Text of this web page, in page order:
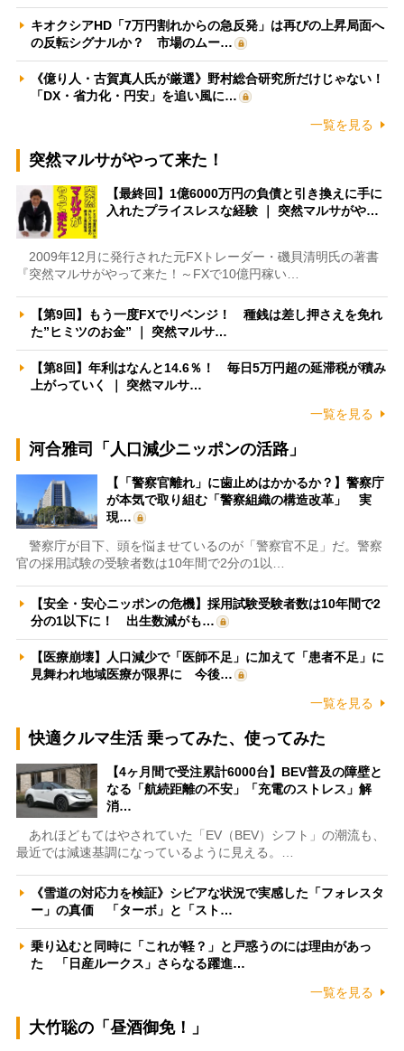
キオクシアHD「7万円割れからの急反発」は再びの上昇局面へ
の反転シグナルか？ 市場のムー…
《億り人・古賀真人氏が厳選》野村総合研究所だけじゃない！
「DX・省力化・円安」を追い風に…
一覧を見る
突然マルサがやって来た！
【最終回】1億6000万円の負債と引き換えに手に
入れたプライスレスな経験 ｜ 突然マルサがや…
2009年12月に発行された元FXトレーダー・磯貝清明氏の著書
『突然マルサがやって来た！～FXで10億円稼い…
【第9回】もう一度FXでリベンジ！ 種銭は差し押さえを免れ
た”ヒミツのお金” ｜ 突然マルサ…
【第8回】年利はなんと14.6％！ 毎日5万円超の延滞税が積み
上がっていく ｜ 突然マルサ…
一覧を見る
河合雅司「人口減少ニッポンの活路」
【「警察官離れ」に歯止めはかかるか？】警察庁
が本気で取り組む「警察組織の構造改革」 実
現…
警察庁が目下、頭を悩ませているのが「警察官不足」だ。警察
官の採用試験の受験者数は10年間で2分の1以…
【安全・安心ニッポンの危機】採用試験受験者数は10年間で2
分の1以下に！ 出生数減がも…
【医療崩壊】人口減少で「医師不足」に加えて「患者不足」に
見舞われ地域医療が限界に 今後…
一覧を見る
快適クルマ生活 乗ってみた、使ってみた
【4ヶ月間で受注累計6000台】BEV普及の障壁と
なる「航続距離の不安」「充電のストレス」解
消…
あれほどもてはやされていた「EV（BEV）シフト」の潮流も、
最近では減速基調になっているように見える。…
《雪道の対応力を検証》シビアな状況で実感した「フォレスタ
ー」の真価 「ターボ」と「スト…
乗り込むと同時に「これが軽？」と戸惑うのには理由があっ
た 「日産ルークス」さらなる躍進…
一覧を見る
大竹聡の「昼酒御免！」